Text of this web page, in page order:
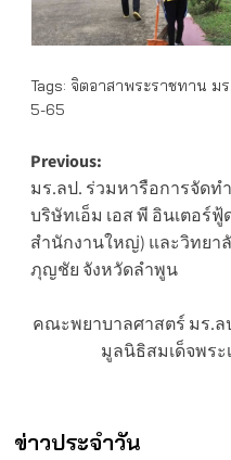
Tags: จิตอาสาพระราชทาน
5-65
Post
navigation
Previous:
มร.ลป. ร่วมหารือการจัด
บริษัทเอ็ม เอส พี อินเตอร์
สำนักงานใหญ่) และวิทย
ภุญชัย จังหวัดลำพูน
คณะพยาบาลศาสตร์ มร.ล
มูลนิธิสมเด็จพร
ข่าวประจำวัน